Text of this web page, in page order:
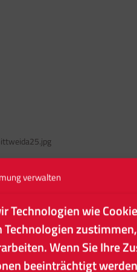
verwalten
Technologien wie
Wenn Sie Ihre
beeinträchtigt
in
tag-des-offenen-